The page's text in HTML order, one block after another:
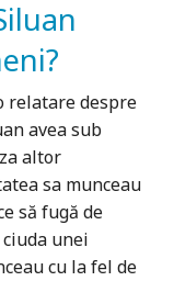
relatare despre
avea sub
altor
sa munceau
să fugă de
unei
cu la fel de